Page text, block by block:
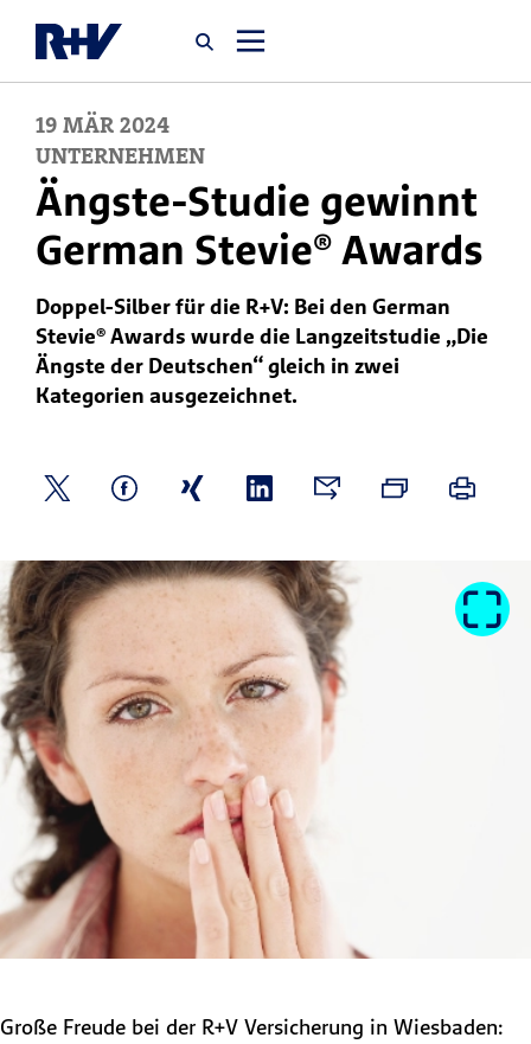
Startseite
Newsroom
Über uns
Karriere
Jobsuche
19 MÄR 2024
UNTERNEHMEN
Ängste-Studie gewinnt
German Stevie® Awards
Doppel-Silber für die R+V: Bei den German
Stevie® Awards wurde die Langzeitstudie „Die
Ängste der Deutschen“ gleich in zwei
Kategorien ausgezeichnet.
Große Freude bei der R+V Versicherung in Wiesbaden: